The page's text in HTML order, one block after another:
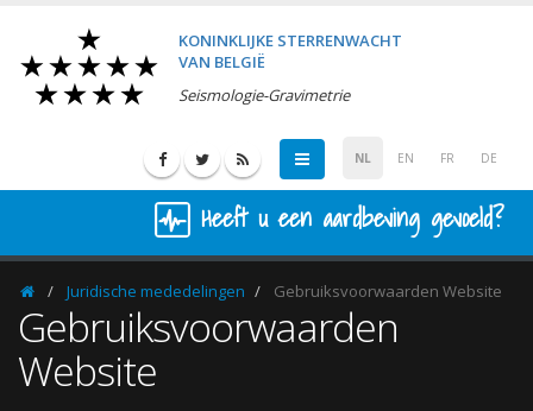
KONINKLIJKE STERRENWACHT
VAN BELGIË
Seismologie-Gravimetrie
NL EN FR DE
Heeft u een aardbeving gevoeld?
HomepageJuridische mededelingen Gebruiksvoorwaarden Website
Gebruiksvoorwaarden
Website